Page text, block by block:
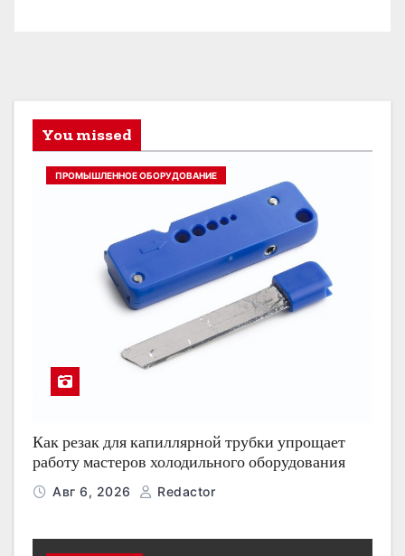
You missed
ПРОМЫШЛЕННОЕ ОБОРУДОВАНИЕ
Как резак для капиллярной трубки упрощает
работу мастеров холодильного оборудования
Авг 6, 2026 Redactor